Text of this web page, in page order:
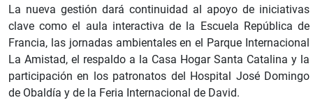
La nueva gestión dará continuidad al apoyo de iniciativas
clave como el aula interactiva de la Escuela República de
Francia, las jornadas ambientales en el Parque Internacional
La Amistad, el respaldo a la Casa Hogar Santa Catalina y la
participación en los patronatos del Hospital José Domingo
de Obaldía y de la Feria Internacional de David.